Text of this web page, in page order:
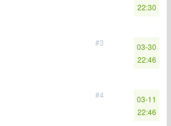
22:30
#3
03-30
22:46
#4
03-11
22:46